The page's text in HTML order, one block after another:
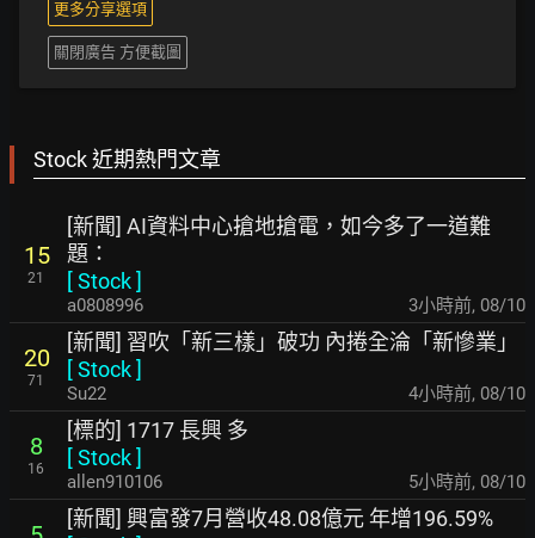
更多分享選項
關閉廣告 方便截圖
Stock 近期熱門文章
15
21
[新聞] AI資料中心搶地搶電，如今多了一道難
題：
[Stock]
a0808996 3小時前, 08/10
20
71
[新聞] 習吹「新三樣」破功 內捲全淪「新慘業」
[Stock]
Su22 4小時前, 08/10
8
16
[標的] 1717 長興 多
[Stock]
allen910106 5小時前, 08/10
[新聞] 興富發7月營收48.08億元 年增196.59%